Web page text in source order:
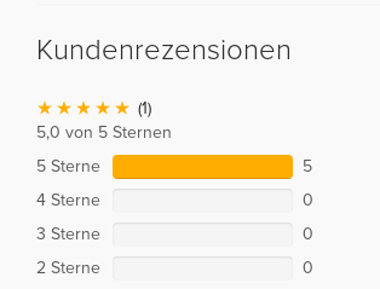
Kundenrezensionen
(1)
5,0 von 5 Sternen
5 Sterne
5
4 Sterne
0
3 Sterne
0
2 Sterne
0